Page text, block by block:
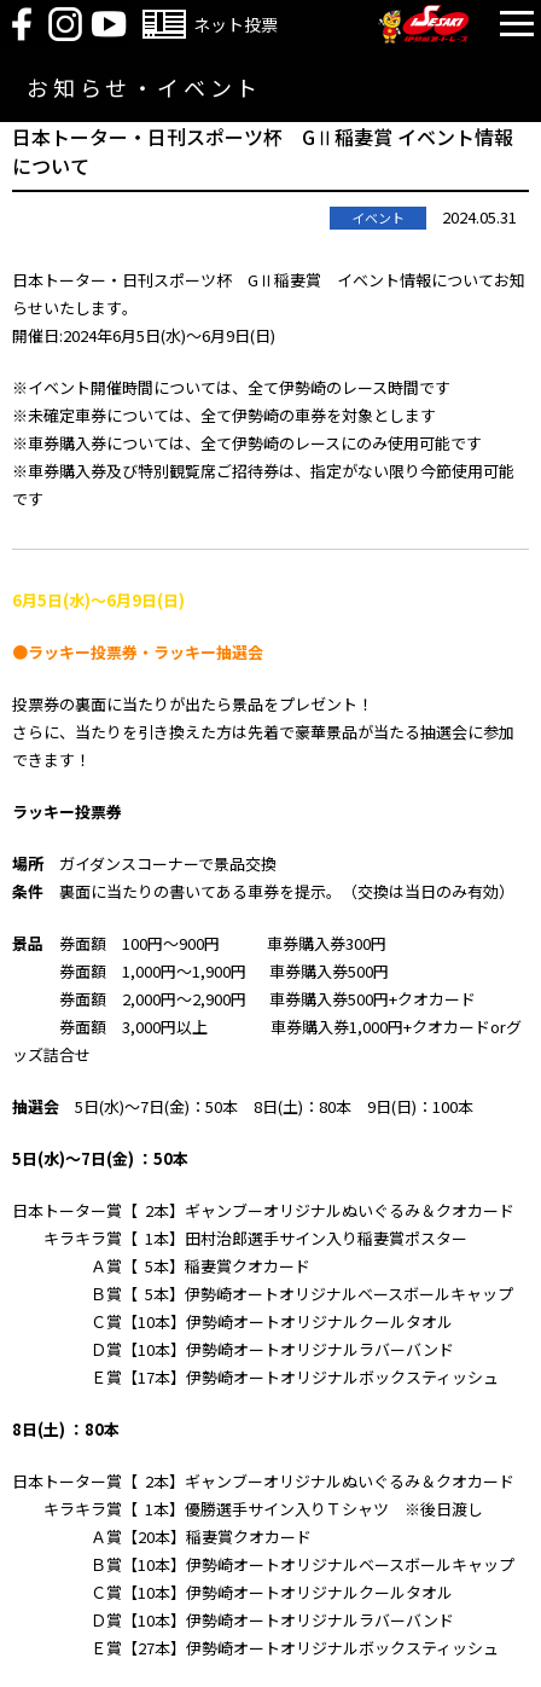
ネット投票
お知らせ・イベント
日本トーター・日刊スポーツ杯 GⅡ稲妻賞 イベント情報
について
イベント 2024.05.31
日本トーター・日刊スポーツ杯 GⅡ稲妻賞 イベント情報についてお知
らせいたします｡
開催日:2024年6月5日(水)～6月9日(日)
※イベント開催時間については、全て伊勢崎のレース時間です
※未確定車券については、全て伊勢崎の車券を対象とします
※車券購入券については、全て伊勢崎のレースにのみ使用可能です
※車券購入券及び特別観覧席ご招待券は、指定がない限り今節使用可能
です
6月5日(水)～6月9日(日)
●ラッキー投票券・ラッキー抽選会
投票券の裏面に当たりが出たら景品をプレゼント！
さらに、当たりを引き換えた方は先着で豪華景品が当たる抽選会に参加
できます！
ラッキー投票券
場所ガイダンスコーナーで景品交換
条件 裏面に当たりの書いてある車券を提示。（交換は当日のみ有効）
景品 券面額 100円～900円 車券購入券300円
券面額 1,000円～1,900円 車券購入券500円
券面額 2,000円～2,900円 車券購入券500円+クオカード
券面額 3,000円以上 車券購入券1,000円+クオカードorグ
ッズ詰合せ
抽選会 5日(水)～7日(金)：50本 8日(土)：80本 9日(日)：100本
5日(水)～7日(金) ：50本
日本トーター賞【 2本】ギャンブーオリジナルぬいぐるみ＆クオカード
キラキラ賞【 1本】田村治郎選手サイン入り稲妻賞ポスター
Ａ賞【 5本】稲妻賞クオカード
Ｂ賞【 5本】伊勢崎オートオリジナルベースボールキャップ
Ｃ賞【10本】伊勢崎オートオリジナルクールタオル
Ｄ賞【10本】伊勢崎オートオリジナルラバーバンド
Ｅ賞【17本】伊勢崎オートオリジナルボックスティッシュ
8日(土) ：80本
日本トーター賞【 2本】ギャンブーオリジナルぬいぐるみ＆クオカード
キラキラ賞【 1本】優勝選手サイン入りＴシャツ ※後日渡し
Ａ賞【20本】稲妻賞クオカード
Ｂ賞【10本】伊勢崎オートオリジナルベースボールキャップ
Ｃ賞【10本】伊勢崎オートオリジナルクールタオル
Ｄ賞【10本】伊勢崎オートオリジナルラバーバンド
Ｅ賞【27本】伊勢崎オートオリジナルボックスティッシュ